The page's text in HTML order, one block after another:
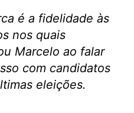
é a fidelidade às
nos quais
Marcelo ao falar
com candidatos
eleições.